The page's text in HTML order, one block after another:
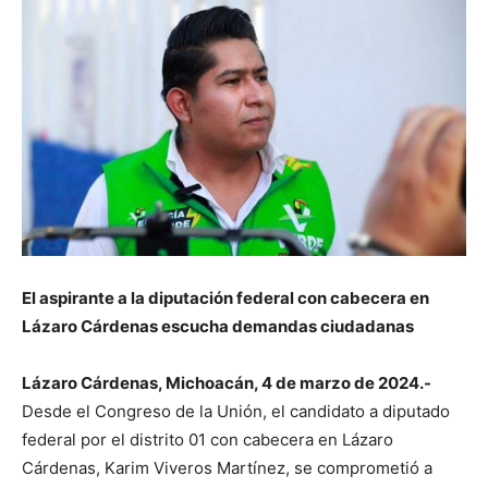
El aspirante a la diputación federal con cabecera en
Lázaro Cárdenas escucha demandas ciudadanas
Lázaro Cárdenas, Michoacán, 4 de marzo de 2024.-
Desde el Congreso de la Unión, el candidato a diputado
federal por el distrito 01 con cabecera en Lázaro
Cárdenas, Karim Viveros Martínez, se comprometió a